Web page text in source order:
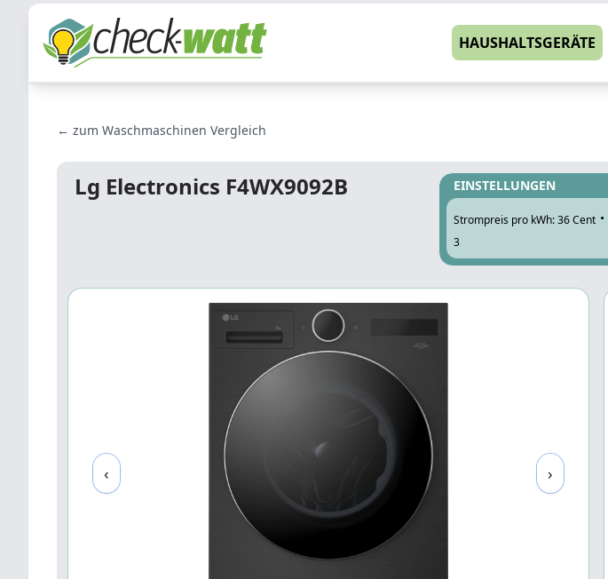
HAUSHALTSGERÄTE
← zum Waschmaschinen Vergleich
Lg Electronics F4WX9092B EINSTELLUNGEN
Strompreis pro kWh: 36 Cent·
3
‹ ›